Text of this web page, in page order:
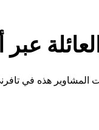
عبر
المشاوير هذه في